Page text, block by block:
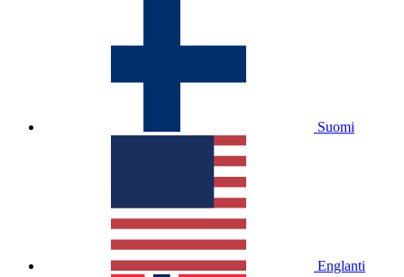
Suomi
Englanti